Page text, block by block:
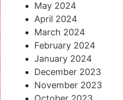
May 2024
April 2024
March 2024
February 2024
January 2024
December 2023
November 2023